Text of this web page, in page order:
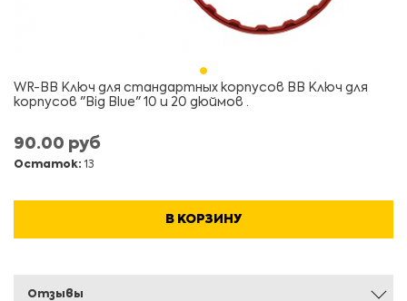
WR-BB Ключ для стандартных корпусов ВВ Ключ для
корпусов "Big Blue" 10 и 20 дюймов .
90.00 руб
Остаток: 13
В КОРЗИНУ
Отзывы